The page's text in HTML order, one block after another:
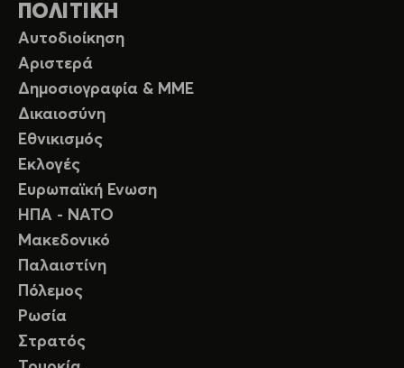
ΠΟΛΙΤΙΚΗ
Αυτοδιοίκηση
Αριστερά
Δημοσιογραφία & ΜΜΕ
Δικαιοσύνη
Εθνικισμός
Εκλογές
Ευρωπαϊκή Ενωση
ΗΠΑ - ΝΑΤΟ
Μακεδονικό
Παλαιστίνη
Πόλεμος
Ρωσία
Στρατός